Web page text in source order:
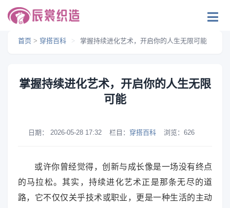
首页 > 穿搭百科 > 掌握持续进化艺术，开启你的人生无限可能
掌握持续进化艺术，开启你的人生无限
可能
日期： 2026-05-28 17:32 栏目： 穿搭百科 浏览： 626
或许你曾经觉得，创新与成长像是一场没有终点
的马拉松。其实，持续进化艺术正是那条无尽的道
路，它不仅仅关乎技术或职业，更是一种生活的主动